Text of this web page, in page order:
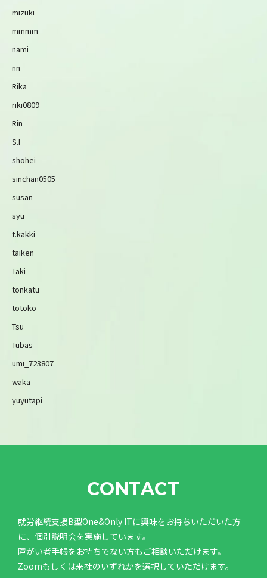
mizuki
mmmm
nami
nn
Rika
riki0809
Rin
S.I
shohei
sinchan0505
susan
syu
t.kakki-
taiken
Taki
tonkatu
totoko
Tsu
Tubas
umi_723807
waka
yuyutapi
CONTACT
就労継続支援B型One&Only ITに興味をお持ちいただいた方
に、個別説明会を実施しています。
障がい者手帳をお持ちでない方もご相談いただけます。
Zoomもしくは来社のいずれかを選択していただけます。